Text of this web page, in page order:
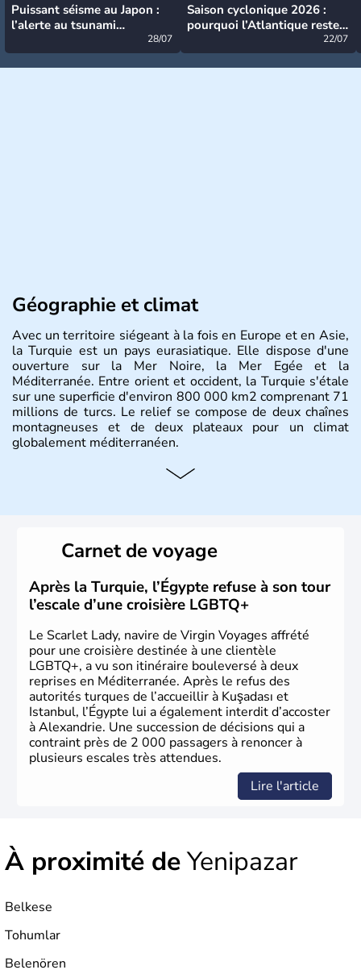
Puissant séisme au Japon :
l’alerte au tsunami
28/07
Saison cyclonique 2026 :
pourquoi l’Atlantique reste
22/07
Géographie et climat
Avec un territoire siégeant à la fois en Europe et en Asie,
la Turquie est un pays eurasiatique. Elle dispose d'une
ouverture sur la Mer Noire, la Mer Egée et la
Méditerranée. Entre orient et occident, la Turquie s'étale
sur une superficie d'environ 800 000 km2 comprenant 71
millions de turcs. Le relief se compose de deux chaînes
montagneuses et de deux plateaux pour un climat
globalement méditerranéen.
Histoire et administration
qui constitueront en 1299 les fondations de l'Empire
ottoman. Après avoir rattaché l'Anatolie et la Thrace
orientale au territoire turc, la République est proclamée
le 29 octobre 1923. Ankara remplace alors Istanbul au
titre de capitale du pays.
Carnet de voyage
Après la Turquie, l’Égypte refuse à son tour
l’escale d’une croisière LGBTQ+
Le Scarlet Lady, navire de Virgin Voyages affrété
pour une croisière destinée à une clientèle
LGBTQ+, a vu son itinéraire bouleversé à deux
reprises en Méditerranée. Après le refus des
autorités turques de l’accueillir à Kuşadası et
Istanbul, l’Égypte lui a également interdit d’accoster
à Alexandrie. Une succession de décisions qui a
contraint près de 2 000 passagers à renoncer à
plusieurs escales très attendues.
Lire l'article
À proximité deYenipazar
Belkese
Tohumlar
Belenören